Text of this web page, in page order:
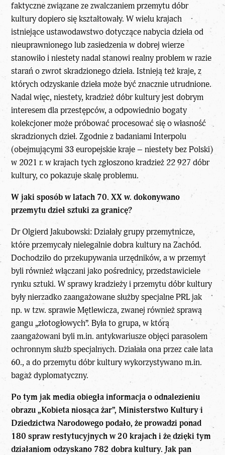
faktyczne związane ze zwalczaniem przemytu dóbr
kultury dopiero się kształtowały. W wielu krajach
istniejące ustawodawstwo dotyczące nabycia dzieła od
nieuprawnionego lub zasiedzenia w dobrej wierze
stanowiło i niestety nadal stanowi realny problem w razie
starań o zwrot skradzionego dzieła. Istnieją też kraje, z
których odzyskanie dzieła może być znacznie utrudnione.
Nadal więc, niestety, kradzież dóbr kultury jest dobrym
interesem dla przestępców, a odpowiednio bogaty
kolekcjoner może próbować procesować się o własność
skradzionych dzieł. Zgodnie z badaniami Interpolu
(obejmującymi 33 europejskie kraje – niestety bez Polski)
w 2021 r. w krajach tych zgłoszono kradzież 22 927 dóbr
kultury, co pokazuje skalę problemu.
W jaki sposób w latach 70. XX w. dokonywano
przemytu dzieł sztuki za granicę?
Dr Olgierd Jakubowski: Działały grupy przemytnicze,
które przemycały nielegalnie dobra kultury na Zachód.
Dochodziło do przekupywania urzędników, a w przemyt
byli również włączani jako pośrednicy, przedstawiciele
rynku sztuki. W sprawy kradzieży i przemytu dóbr kultury
były nierzadko zaangażowane służby specjalne PRL jak
np. w tzw. sprawie Mętlewicza, zwanej również sprawą
gangu „złotogłowych”. Była to grupa, w którą
zaangażowani byli m.in. antykwariusze objęci parasolem
ochronnym służb specjalnych. Działała ona przez całe lata
60., a do przemytu dóbr kultury wykorzystywano m.in.
bagaż dyplomatyczny.
Po tym jak media obiegła informacja o odnalezieniu
obrazu „Kobieta niosąca żar”, Ministerstwo Kultury i
Dziedzictwa Narodowego podało, że prowadzi ponad
180 spraw restytucyjnych w 20 krajach i że dzięki tym
działaniom odzyskano 782 dobra kultury. Jak pan